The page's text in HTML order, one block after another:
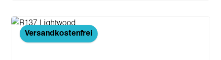
Versandkostenfrei